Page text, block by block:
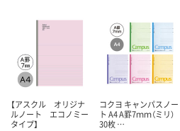
【アスクル オリジナ
ルノート エコノミー
タイプ】
コクヨ キャンパスノー
ト A4 A罫7ｍｍ（ミリ）
30枚 …